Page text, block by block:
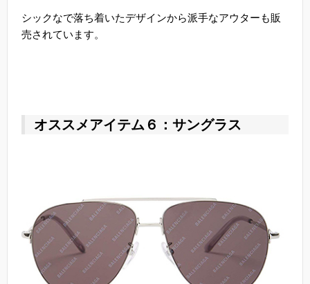
シックなで落ち着いたデザインから派手なアウターも販
売されています。
オススメアイテム６：サングラス